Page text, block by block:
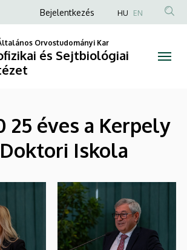
Anonim
fiók
menüje
Bejelentkezés HU EN
Orvostudományi Kar
és Sejtbiológiai
25 éves a Kerpely
Iskola